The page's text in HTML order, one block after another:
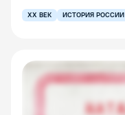
XX ВЕК ИСТОРИЯ РОССИИ